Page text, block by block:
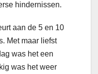
hindernissen.
aan de 5 en 10
Met maar liefst
was het een
was het weer